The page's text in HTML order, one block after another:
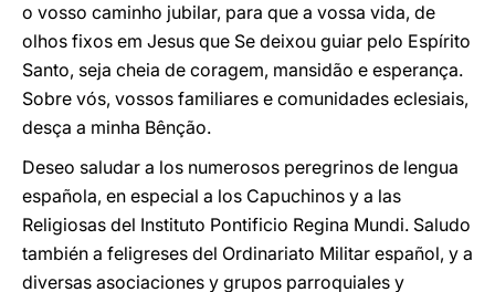
o vosso caminho jubilar, para que a vossa vida, de
olhos fixos em Jesus que Se deixou guiar pelo Espírito
Santo, seja cheia de coragem, mansidão e esperança.
Sobre vós, vossos familiares e comunidades eclesiais,
desça a minha Bênção.
Deseo saludar a los numerosos peregrinos de lengua
española, en especial a los Capuchinos y a las
Religiosas del Instituto Pontificio Regina Mundi. Saludo
también a feligreses del Ordinariato Militar español, y a
diversas asociaciones y grupos parroquiales y